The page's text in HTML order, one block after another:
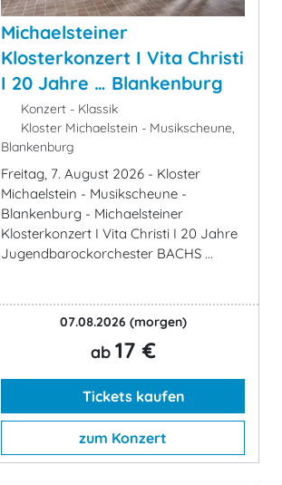
Michaelsteiner
Klosterkonzert I Vita Christi
I 20 Jahre … Blankenburg
Konzert - Klassik
Kloster Michaelstein - Musikscheune,
Blankenburg
Freitag, 7. August 2026 - Kloster
Michaelstein - Musikscheune -
Blankenburg - Michaelsteiner
Klosterkonzert I Vita Christi I 20 Jahre
Jugendbarockorchester BACHS ...
07.08.2026 (morgen)
ab 17 €
Tickets kaufen
zum Konzert